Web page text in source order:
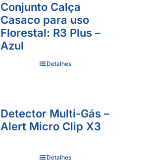
Conjunto Calça
Casaco para uso
Florestal: R3 Plus –
Azul
Detalhes
Detector Multi-Gás –
Alert Micro Clip X3
Detalhes